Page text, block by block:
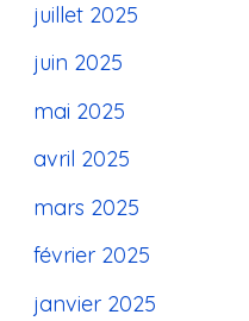
juillet 2025
juin 2025
mai 2025
avril 2025
mars 2025
février 2025
janvier 2025